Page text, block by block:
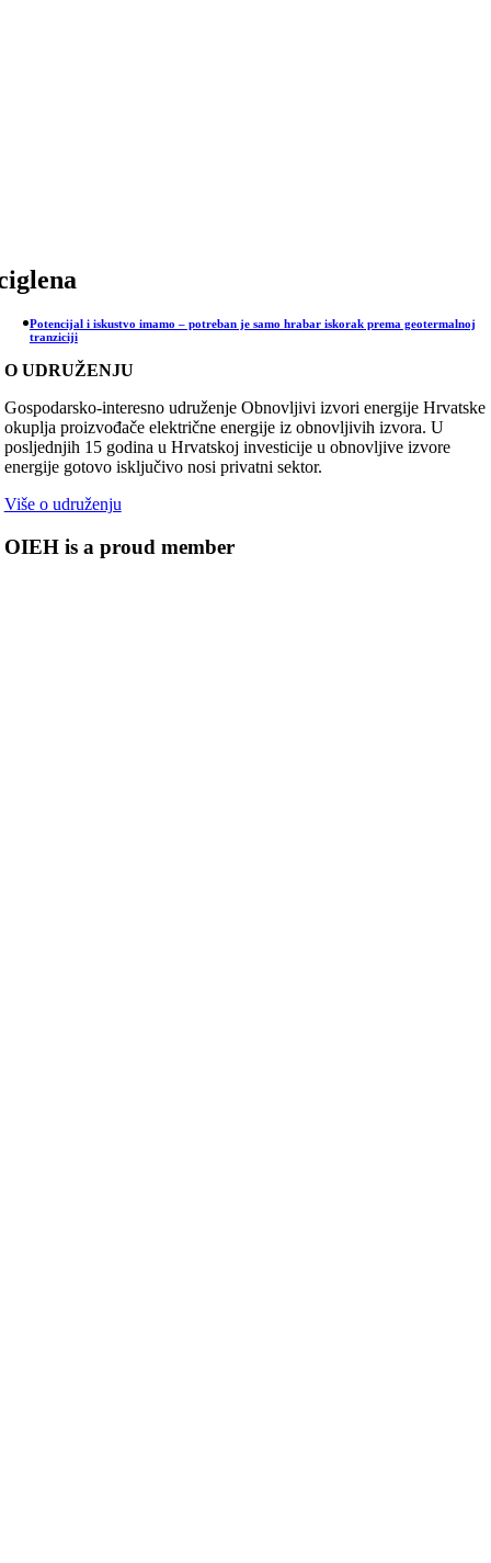
Potencijal i iskustvo imamo – potreban je samo hrabar iskorak prema geotermalnoj
tranziciji
O UDRUŽENJU
Gospodarsko-interesno udruženje Obnovljivi izvori energije Hrvatske
okuplja proizvođače električne energije iz obnovljivih izvora. U
posljednjih 15 godina u Hrvatskoj investicije u obnovljive izvore
energije gotovo isključivo nosi privatni sektor.
Više o udruženju
OIEH is a proud member